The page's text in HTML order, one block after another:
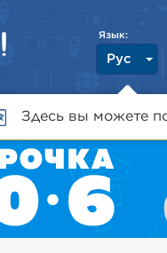
Язык:
Рус
Здесь вы можете
Страны